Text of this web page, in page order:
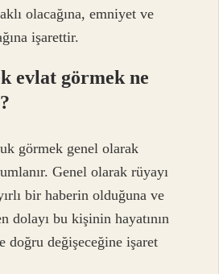
olacağına, emniyet ve
işarettir.
evlat görmek ne
görmek genel olarak
Genel olarak rüyayı
bir haberin olduğuna ve
dolayı bu kişinin hayatının
doğru değişeceğine işaret